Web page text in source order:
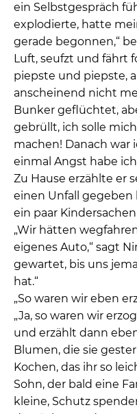
ein Selbstgespräch
explodierte, hatte
gerade begonnen,“
Luft, seufzt und fährt
piepste und piepste,
anscheinend nicht
Bunker geflüchtet,
gebrüllt, ich solle
machen! Danach war
einmal Angst habe
Zu Hause erzählte er
einen Unfall gegeben
ein paar
„Wir hätten
eigenes Auto,“ sagt
gewartet, bis uns
hat.“
„So waren wir eben
„Ja, so waren wir
und erzählt dann
Blumen, die sie
Kochen, das ihr so
Sohn, der bald eine
kleine, Schutz